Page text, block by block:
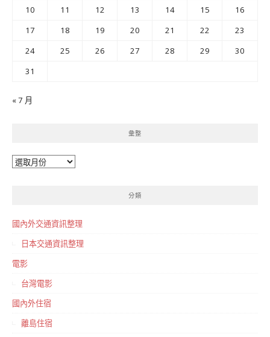
10
11 12 13 14 15
16
17
18 19 20 21 22
23
24
25 26 27 28 29
30
31
« 7 月
彙整
彙
分類
國內外交通資訊整理
日本交通資訊整理
電影
台灣電影
國內外住宿
離島住宿